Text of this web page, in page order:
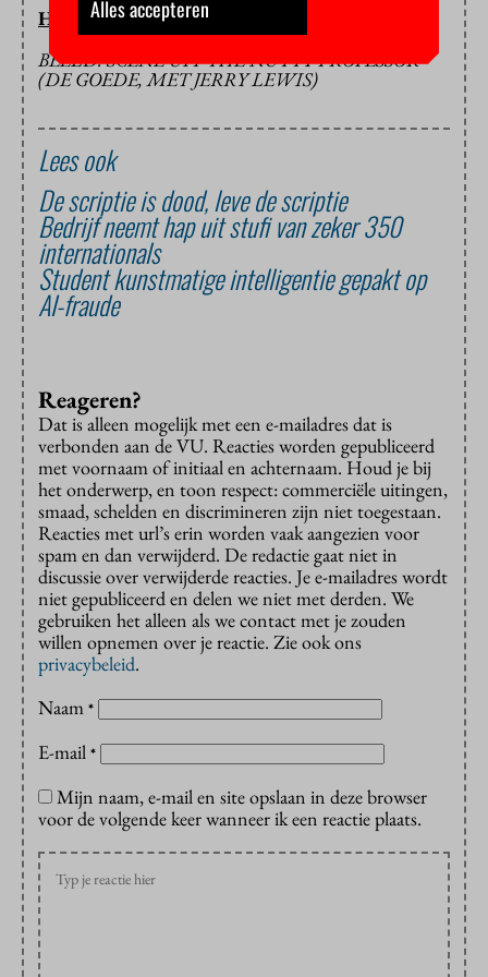
HOP/PV
BEELD: SCÈNE UIT THE NUTTY PROFESSOR
(DE GOEDE, MET JERRY LEWIS)
Lees ook
De scriptie is dood, leve de scriptie
Bedrijf neemt hap uit stufi van zeker 350
internationals
Student kunstmatige intelligentie gepakt op
AI-fraude
Reageren?
Dat is alleen mogelijk met een e-mailadres dat is
verbonden aan de VU. Reacties worden gepubliceerd
met voornaam of initiaal en achternaam. Houd je bij
het onderwerp, en toon respect: commerciële uitingen,
smaad, schelden en discrimineren zijn niet toegestaan.
Reacties met url’s erin worden vaak aangezien voor
spam en dan verwijderd. De redactie gaat niet in
discussie over verwijderde reacties. Je e-mailadres wordt
niet gepubliceerd en delen we niet met derden. We
gebruiken het alleen als we contact met je zouden
willen opnemen over je reactie. Zie ook ons
privacybeleid.
Naam *
E-mail *
Mijn naam, e-mail en site opslaan in deze browser
voor de volgende keer wanneer ik een reactie plaats.
Alles accepteren